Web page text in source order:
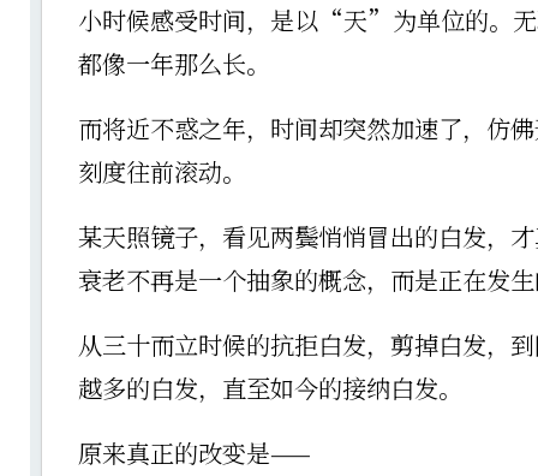
小时候感受时间，是以“天”为单位的。
都像一年那么长。
而将近不惑之年，时间却突然加速了，仿
刻度往前滚动。
某天照镜子，看见两鬓悄悄冒出的白发，
衰老不再是一个抽象的概念，而是正在发
从三十而立时候的抗拒白发，剪掉白发，
越多的白发，直至如今的接纳白发。
原来真正的改变是——